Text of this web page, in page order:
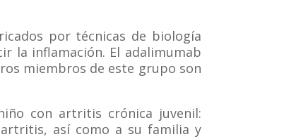
por técnicas de biología
la inflamación. El adalimumab
miembros de este grupo son
con artritis crónica juvenil:
artritis, así como a su familia y